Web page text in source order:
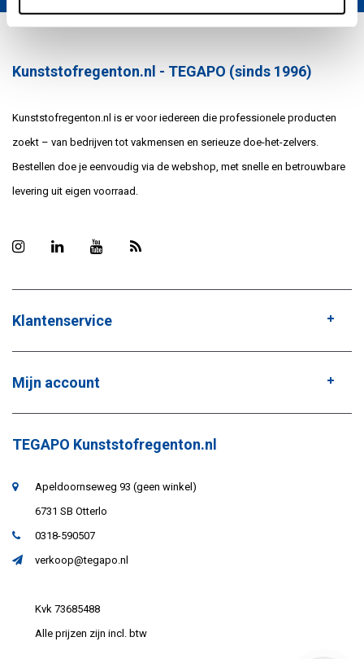
Kunststofregenton.nl - TEGAPO (sinds 1996)
Kunststofregenton.nl is er voor iedereen die professionele producten
zoekt – van bedrijven tot vakmensen en serieuze doe-het-zelvers.
Bestellen doe je eenvoudig via de webshop, met snelle en betrouwbare
levering uit eigen voorraad.
Klantenservice
Mijn account
TEGAPO Kunststofregenton.nl
Apeldoornseweg 93 (geen winkel)
6731 SB Otterlo
0318-590507
verkoop@tegapo.nl
Kvk 73685488
Alle prijzen zijn incl. btw